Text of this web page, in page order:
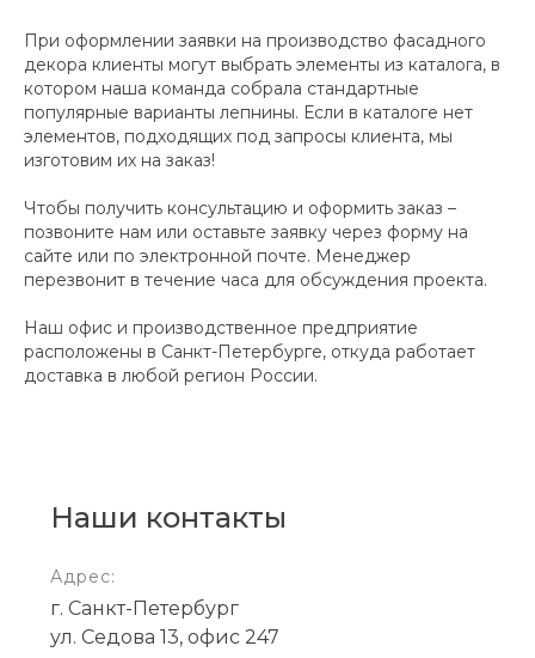
При оформлении заявки на производство фасадного
декора клиенты могут выбрать элементы из каталога, в
котором наша команда собрала стандартные
популярные варианты лепнины. Если в каталоге нет
элементов, подходящих под запросы клиента, мы
изготовим их на заказ!
Чтобы получить консультацию и оформить заказ –
позвоните нам или оставьте заявку через форму на
сайте или по электронной почте. Менеджер
перезвонит в течение часа для обсуждения проекта.
Наш офис и производственное предприятие
расположены в Санкт-Петербурге, откуда работает
доставка в любой регион России.
Наши контакты
Адрес:
г. Санкт-Петербург
ул. Седова 13, офис 247